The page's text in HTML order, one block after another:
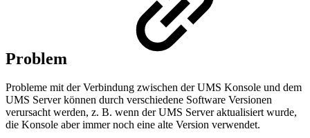
Problem
Probleme mit der Verbindung zwischen der UMS Konsole und dem
UMS Server können durch verschiedene Software Versionen
verursacht werden, z. B. wenn der UMS Server aktualisiert wurde,
die Konsole aber immer noch eine alte Version verwendet.